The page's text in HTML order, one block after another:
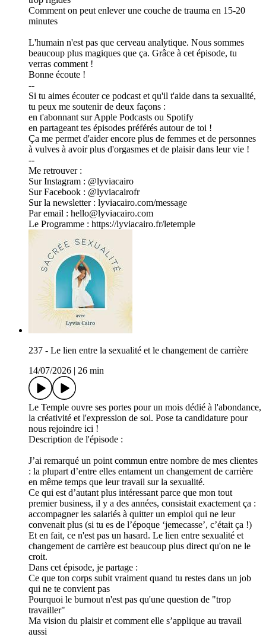
Comment on peut enlever une couche de trauma en 15-20
minutes
L'humain n'est pas que cerveau analytique. Nous sommes
beaucoup plus magiques que ça. Grâce à cet épisode, tu
verras comment !
Bonne écoute !
--
Si tu aimes écouter ce podcast et qu'il t'aide dans ta sexualité,
tu peux me soutenir de deux façons :
en t'abonnant sur Apple Podcasts ou Spotify
en partageant tes épisodes préférés autour de toi !
Ça me permet d'aider encore plus de femmes et de personnes
à vulves à avoir plus d'orgasmes et de plaisir dans leur vie !
--
Me retrouver :
Sur Instagram : @lyviacairo
Sur Facebook : @lyviacairofr
Sur la newsletter : lyviacairo.com/message
Par email : hello@lyviacairo.com
Le Programme : https://lyviacairo.fr/letemple
237 - Le lien entre la sexualité et le changement de carrière
14/07/2026
26 min
Le Temple ouvre ses portes pour un mois dédié à l'abondance,
la créativité et l'expression de soi. Pose ta candidature pour
nous rejoindre ici !
Description de l'épisode :
J’ai remarqué un point commun entre nombre de mes clientes
: la plupart d’entre elles entament un changement de carrière
en même temps que leur travail sur la sexualité.
Ce qui est d’autant plus intéressant parce que mon tout
premier business, il y a des années, consistait exactement ça :
accompagner les salariés à quitter un emploi qui ne leur
convenait plus (si tu es de l’époque ‘jemecasse’, c’était ça !)
Et en fait, ce n'est pas un hasard. Le lien entre sexualité et
changement de carrière est beaucoup plus direct qu'on ne le
croit.
Dans cet épisode, je partage :
Ce que ton corps subit vraiment quand tu restes dans un job
qui ne te convient pas
Pourquoi le burnout n'est pas qu'une question de "trop
travailler"
Ma vision du plaisir et comment elle s’applique au travail
aussi